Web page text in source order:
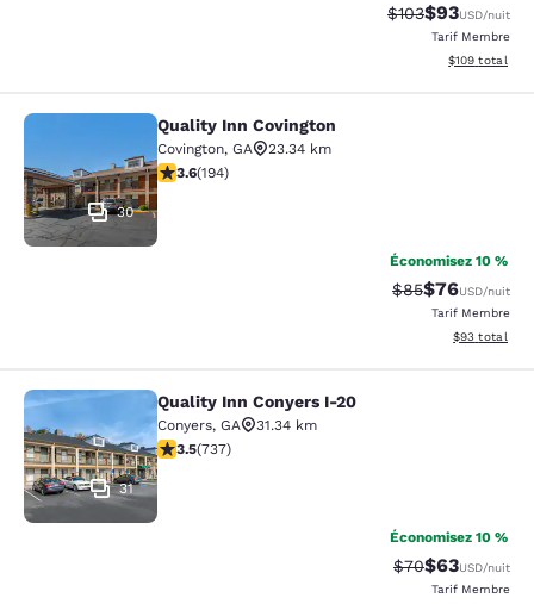
Tarif barré :
$103Tarif réduit :
$93USD/nuit
Tarif Membre
Afficher les
$109 total
Quality Inn Covington
30
Quality Inn Covington
Covington, GA
23.34 km
3.58 étoiles. Bien. 194 commentaires
3.6(194)
Économisez 10 %
Tarif barré :
$85Tarif réduit :
$76USD/nuit
Tarif Membre
Afficher les
$93 total
Quality Inn Conyers I-20
31
Quality Inn Conyers I-20
Conyers, GA
31.34 km
3.49 étoiles. Bien. 737 commentaires
3.5(737)
Économisez 10 %
Tarif barré :
$70Tarif réduit :
$63USD/nuit
Tarif Membre